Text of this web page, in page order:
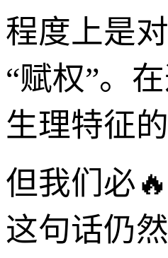
程度上是
“赋权”。
生理特征
但我们必
这句话仍